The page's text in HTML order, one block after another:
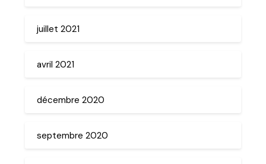
juillet 2021
avril 2021
décembre 2020
septembre 2020